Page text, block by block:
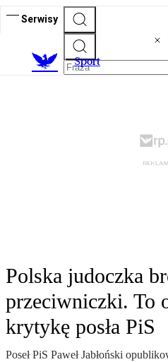
Serwisy
Sport
Polska judoczka
przeciwniczki. To
krytykę posła PiS
Poseł PiS Paweł Jabłoński